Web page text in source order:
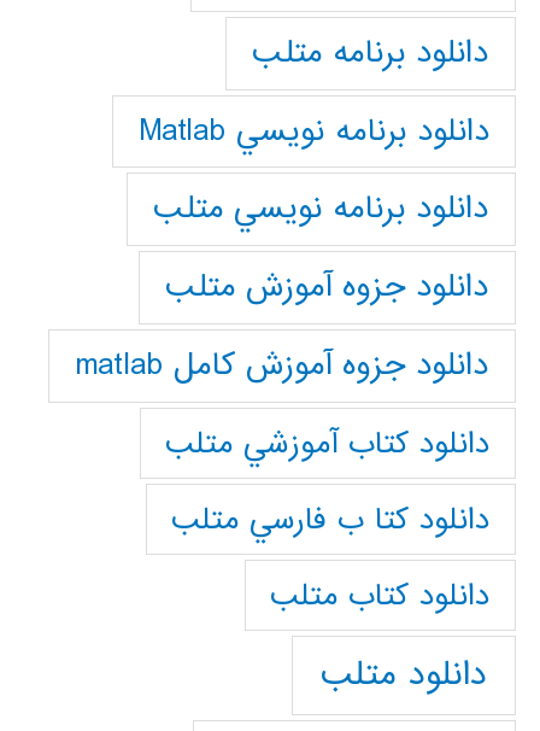
دانلود برنامه متلب
دانلود برنامه نويسي Matlab
دانلود برنامه نويسي متلب
دانلود جزوه آموزش متلب
دانلود جزوه آموزش کامل matlab
دانلود كتاب آموزشي متلب
دانلود كتا ب فارسي متلب
دانلود كتاب متلب
دانلود متلب